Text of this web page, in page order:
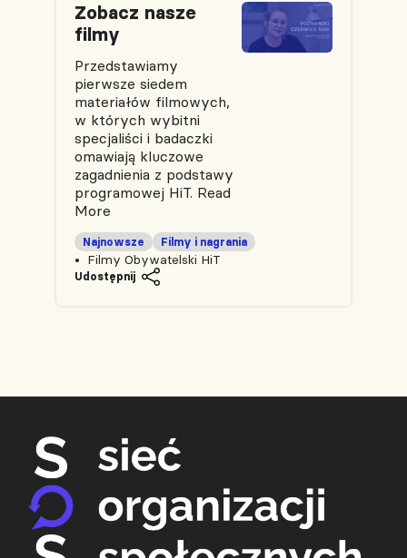
Zobacz nasze
filmy
Przedstawiamy
pierwsze siedem
materiałów filmowych,
w których wybitni
specjaliści i badaczki
omawiają kluczowe
zagadnienia z podstawy
programowej HiT. Read
More
Filmy Obywatelski HiT
Najnowsze Filmy i nagrania
Udostępnij